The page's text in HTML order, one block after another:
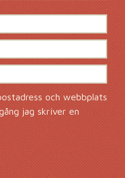
och webbplats
jag skriver en